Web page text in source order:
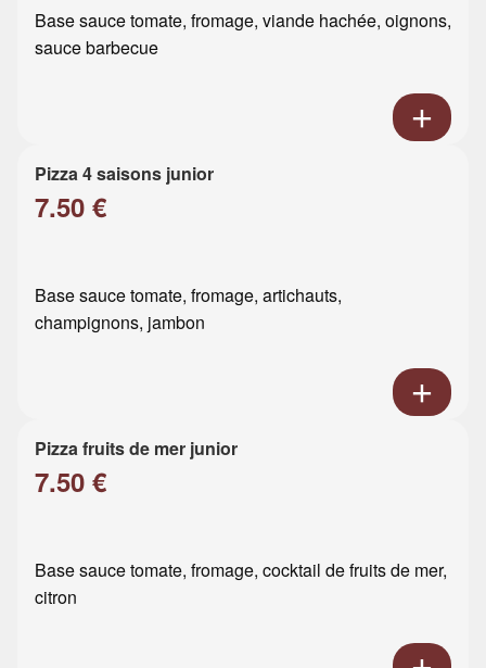
Base sauce tomate, fromage, viande hachée, oignons,
sauce barbecue
Pizza 4 saisons junior
7.50 €
Base sauce tomate, fromage, artichauts,
champignons, jambon
Pizza fruits de mer junior
7.50 €
Base sauce tomate, fromage, cocktail de fruits de mer,
citron